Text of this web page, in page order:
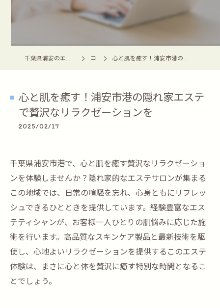
千葉県浦安のエステならshaving room 晴 -haru- コラム 心と肌を癒す！浦安市港の隠れ家エステで贅沢なリラクゼーションを
心と肌を癒す！浦安市港の隠れ家エステ
で贅沢なリラクゼーションを
2025/02/17
千葉県浦安市港で、心と肌を癒す贅沢なリラクゼーショ
ンを体験しませんか？隠れ家的なエステサロンが集まる
この地域では、日常の喧騒を忘れ、心身ともにリフレッ
シュできるひとときを提供しています。経験豊富なエス
テティシャンが、お客様一人ひとりの肌悩みに応じた施
術を行います。高品質なスキンケア製品と最新技術を駆
使し、心地よいリラクゼーションを提供するこのエステ
体験は、まさに心と体を贅沢に癒す特別な時間となるこ
とでしょう。